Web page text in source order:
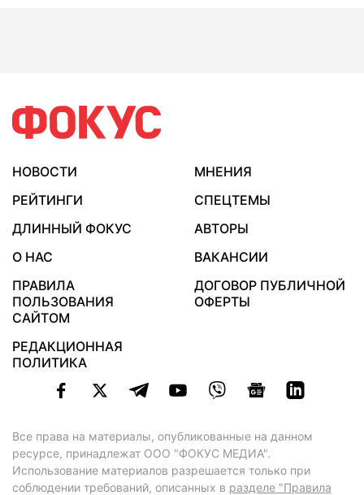
НОВОСТИ
МНЕНИЯ
РЕЙТИНГИ
СПЕЦТЕМЫ
ДЛИННЫЙ ФОКУС
АВТОРЫ
О НАС
ВАКАНСИИ
ПРАВИЛА
ПОЛЬЗОВАНИЯ
САЙТОМ
ДОГОВОР ПУБЛИЧНОЙ
ОФЕРТЫ
РЕДАКЦИОННАЯ
ПОЛИТИКА
Все права на материалы, опубликованные на данном
ресурсе, принадлежат ООО "ФОКУС МЕДИА".
Использование материалов разрешается только при
соблюдении требований, описанных в разделе "Правила